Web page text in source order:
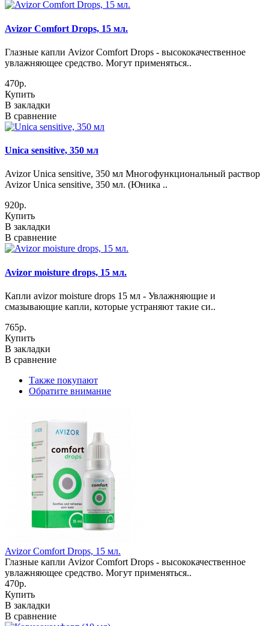
Avizor Comfort Drops, 15 мл.
Глазные капли Avizor Comfort Drops - высококачественное
увлажняющее средство. Могут применяться..
470р.
Купить
В закладки
В сравнение
Unica sensitive, 350 мл
Avizor Unica sensitive, 350 мл Многофункциональный раствор
Avizor Unica sensitive, 350 мл. (Юника ..
920р.
Купить
В закладки
В сравнение
Avizor moisture drops, 15 мл.
Капли avizor moisture drops 15 мл - Увлажняющие и
смазывающие капли, которые устраняют такие си..
765р.
Купить
В закладки
В сравнение
Также покупают
Обратите внимание
Avizor Comfort Drops, 15 мл.
Глазные капли Avizor Comfort Drops - высококачественное
увлажняющее средство. Могут применяться..
470р.
Купить
В закладки
В сравнение